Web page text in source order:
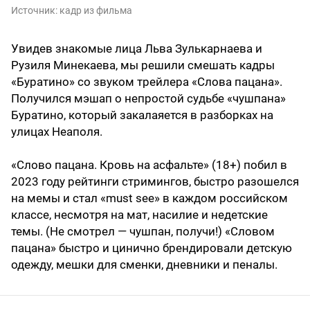
Источник: кадр из фильма
Увидев знакомые лица Льва Зулькарнаева и
Рузиля Минекаева, мы решили смешать кадры
«Буратино» со звуком трейлера «Слова пацана».
Получился мэшап о непростой судьбе «чушпана»
Буратино, который закалаяется в разборках на
улицах Неаполя.
«Слово пацана. Кровь на асфальте» (18+) побил в
2023 году рейтинги стримингов, быстро разошелся
на мемы и стал «must see» в каждом российском
классе, несмотря на мат, насилие и недетские
темы. (Не смотрел — чушпан, получи!) «Словом
пацана» быстро и цинично брендировали детскую
одежду, мешки для сменки, дневники и пеналы.